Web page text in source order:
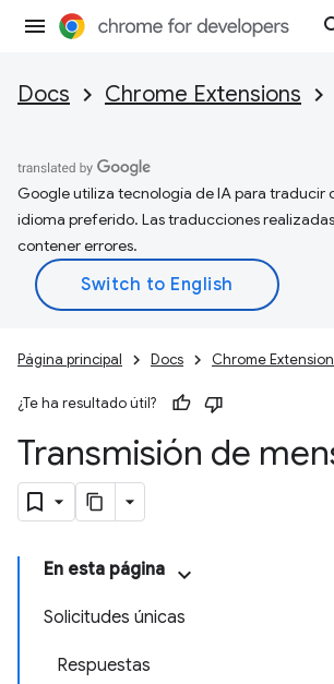
Docs Chrome Extensions
Google utiliza tecnología de IA para traducir
idioma preferido. Las traducciones
contener errores.
Página principal Docs Chrome
¿Te ha resultado útil?
Transmisión de
En esta página
Solicitudes únicas
Respuestas